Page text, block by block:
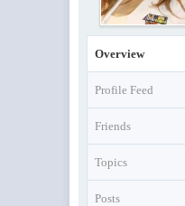
Overview
Profile Feed
Friends
Topics
Posts